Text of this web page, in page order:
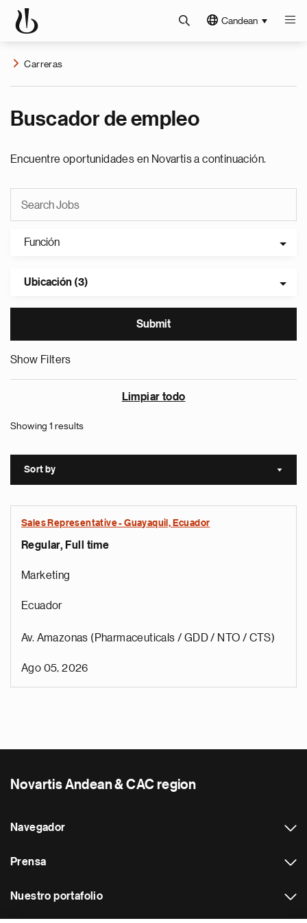
Candean
Carreras
Buscador de empleo
Encuentre oportunidades en Novartis a continuación.
Función
Ubicación (3)
Show Filters
Limpiar todo
Showing 1 results
Sort by Sort
Sales Representative - Guayaquil, Ecuador
Regular, Full time
Marketing
Ecuador
Av. Amazonas (Pharmaceuticals / GDD / NTO / CTS)
Ago 05, 2026
Novartis Andean & CAC region
Navegador
Prensa
Nuestro portafolio